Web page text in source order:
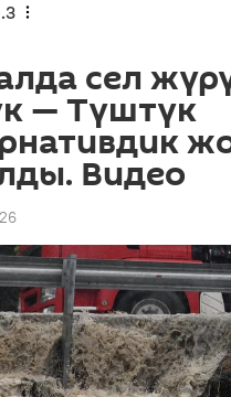
сел
— Түштүк
Видео